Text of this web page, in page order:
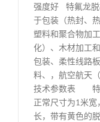
强度好 特氟龙
于包装（热封、
塑料和聚合物加
化）、木材加工
包装、柔性线路
料、，航空航天
技术参数表 特
正常尺寸为1米宽
长，带有黄色的